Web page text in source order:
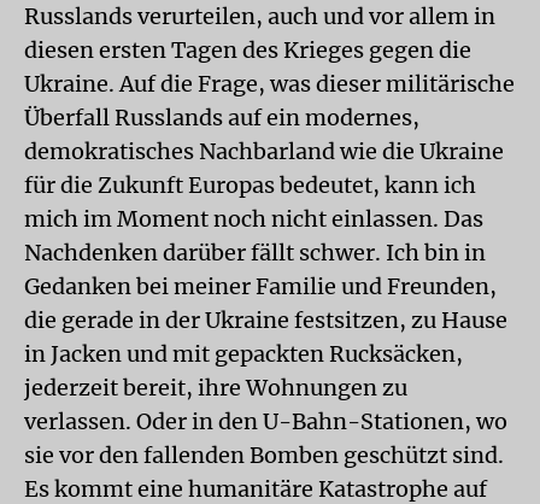
Russlands verurteilen, auch und vor allem in
diesen ersten Tagen des Krieges gegen die
Ukraine. Auf die Frage, was dieser militärische
Überfall Russlands auf ein modernes,
demokratisches Nachbarland wie die Ukraine
für die Zukunft Europas bedeutet, kann ich
mich im Moment noch nicht einlassen. Das
Nachdenken darüber fällt schwer. Ich bin in
Gedanken bei meiner Familie und Freunden,
die gerade in der Ukraine festsitzen, zu Hause
in Jacken und mit gepackten Rucksäcken,
jederzeit bereit, ihre Wohnungen zu
verlassen. Oder in den U-Bahn-Stationen, wo
sie vor den fallenden Bomben geschützt sind.
Es kommt eine humanitäre Katastrophe auf